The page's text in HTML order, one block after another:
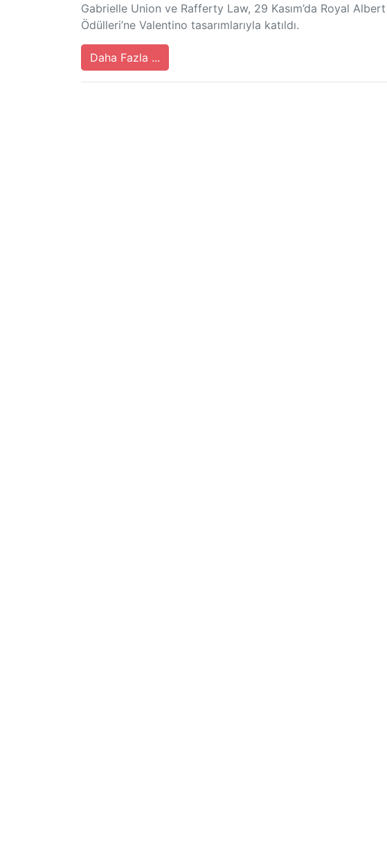
Gabrielle Union ve Rafferty Law, 29 Kasım’da Royal
Ödülleri’ne Valentino tasarımlarıyla katıldı.
Daha Fazla ...